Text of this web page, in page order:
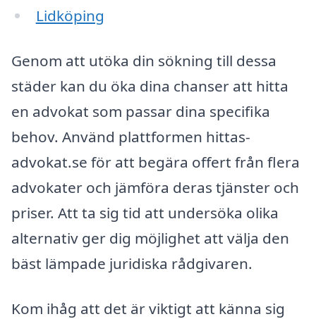
Lidköping
Genom att utöka din sökning till dessa
städer kan du öka dina chanser att hitta
en advokat som passar dina specifika
behov. Använd plattformen hittas-
advokat.se för att begära offert från flera
advokater och jämföra deras tjänster och
priser. Att ta sig tid att undersöka olika
alternativ ger dig möjlighet att välja den
bäst lämpade juridiska rådgivaren.
Kom ihåg att det är viktigt att känna sig